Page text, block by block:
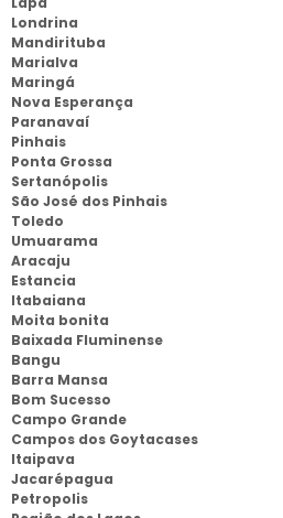
Londrina
Mandirituba
Marialva
Maringá
Nova Esperança
Paranavaí
Pinhais
Ponta Grossa
Sertanópolis
São José dos Pinhais
Toledo
Umuarama
Aracaju
Estancia
Itabaiana
Moita bonita
Baixada Fluminense
Bangu
Barra Mansa
Bom Sucesso
Campo Grande
Campos dos Goytacases
Itaipava
Jacarépagua
Petropolis